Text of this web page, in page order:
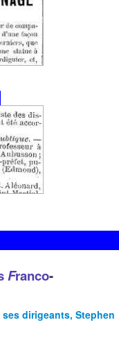
Franco-
ses dirigeants, Stephen